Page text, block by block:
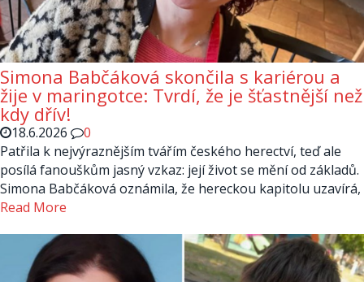
Simona Babčáková skončila s kariérou a
žije v maringotce: Tvrdí, že je šťastnější než
kdy dřív!
18.6.2026
0
Patřila k nejvýraznějším tvářím českého herectví, teď ale
posílá fanouškům jasný vzkaz: její život se mění od základů.
Simona Babčáková oznámila, že hereckou kapitolu uzavírá,
Read More